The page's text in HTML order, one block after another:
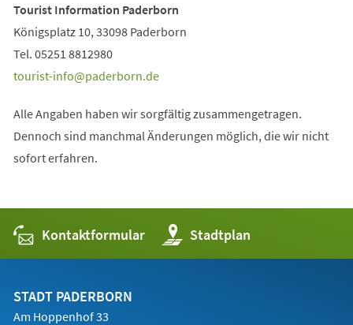
Tourist Information Paderborn
Königsplatz 10, 33098 Paderborn
Tel. 05251 8812980
tourist-info
paderborn de
Alle Angaben haben wir sorgfältig zusammengetragen.
Dennoch sind manchmal Änderungen möglich, die wir nicht
sofort erfahren.
Kontaktformular Stadtplan
(Öffnet
in
einem
STADT PADERBORN
Am Hoppenhof 33